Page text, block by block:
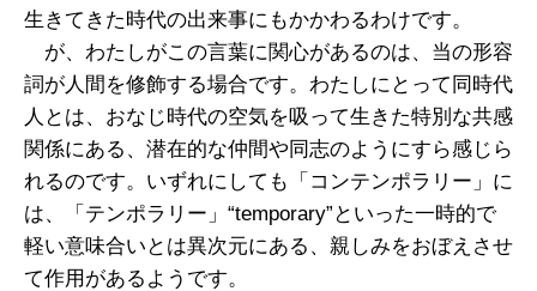
生きてきた時代の出来事にもかかわるわけです。
が、わたしがこの言葉に関心があるのは、当の形容
詞が人間を修飾する場合です。わたしにとって同時代
人とは、おなじ時代の空気を吸って生きた特別な共感
関係にある、潜在的な仲間や同志のようにすら感じら
れるのです。いずれにしても「コンテンポラリー」に
は、「テンポラリー」“temporary”といった一時的で
軽い意味合いとは異次元にある、親しみをおぼえさせ
て作用があるようです。